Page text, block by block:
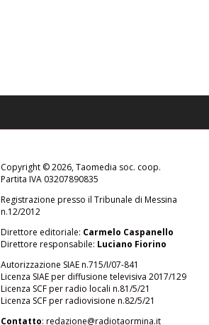
Copyright © 2026, Taomedia soc. coop.
Partita IVA 03207890835
Registrazione presso il Tribunale di Messina
n.12/2012
Direttore editoriale: Carmelo Caspanello
Direttore responsabile: Luciano Fiorino
Autorizzazione SIAE n.715/I/07-841
Licenza SIAE per diffusione televisiva 2017/129
Licenza SCF per radio locali n.81/5/21
Licenza SCF per radiovisione n.82/5/21
Contatto: redazione@radiotaormina.it